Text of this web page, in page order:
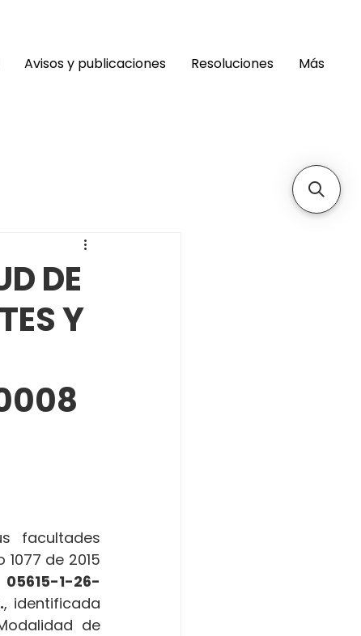
Avisos y publicaciones Resoluciones Más
DE
Y
facultades
de 2015
05615-1-26-
, identificada
de